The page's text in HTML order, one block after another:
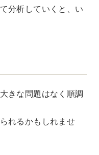
分析していくと、い
きな問題はなく順調
れるかもしれませ